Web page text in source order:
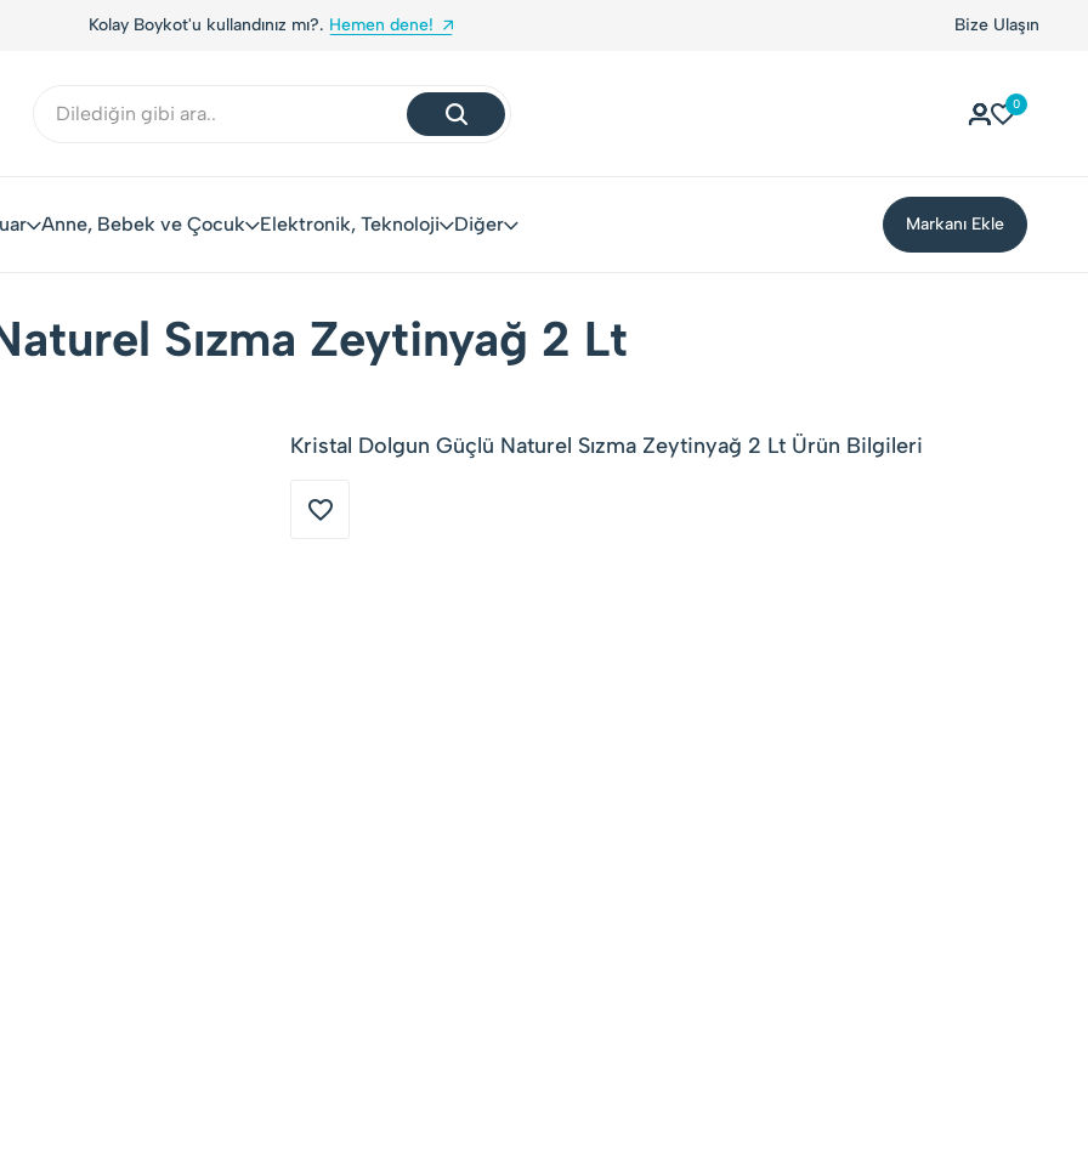
Kolay Boykot'u kullandınız mı?. Hemen dene! Bize Ulaşın
0
Anne, Bebek ve Çocuk Elektronik, Teknoloji Diğer Markanı Ekle
Sızma Zeytinyağ 2 Lt
Kristal Dolgun Güçlü Naturel Sızma Zeytinyağ 2 Lt Ürün Bilgileri